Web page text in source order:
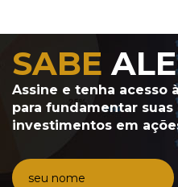
SABE
Assine e tenha acesso
para fundamentar
investimentos em